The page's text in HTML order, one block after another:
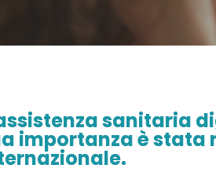
sanitaria
importanza è stata